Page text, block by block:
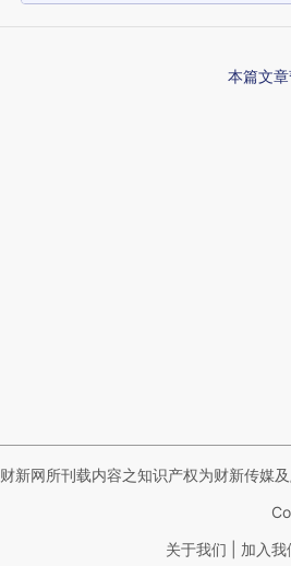
本篇文
财新网所刊载内容之知识产权为财新传媒
关于我们 加入我